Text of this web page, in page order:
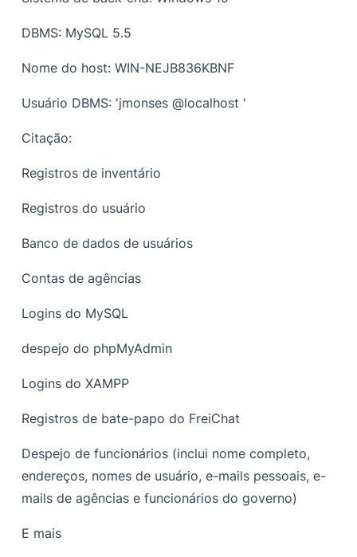
DBMS: MySQL 5.5
Nome do host: WIN-NEJB836KBNF
Usuário DBMS: 'jmonses @localhost '
Citação:
Registros de inventário
Registros do usuário
Banco de dados de usuários
Contas de agências
Logins do MySQL
despejo do phpMyAdmin
Logins do XAMPP
Registros de bate-papo do FreiChat
Despejo de funcionários (inclui nome completo,
endereços, nomes de usuário, e-mails pessoais, e-
mails de agências e funcionários do governo)
E mais